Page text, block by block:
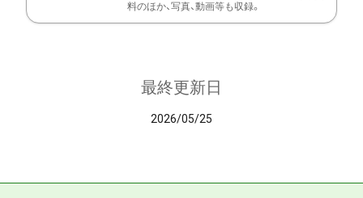
料のほか、写真、動画等も収録。
最終更新日
2026/05/25